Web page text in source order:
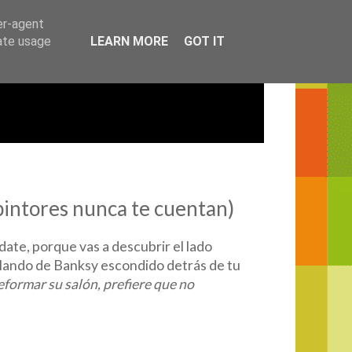
nunca te cuentan)
porque vas a descubrir el lado
de Banksy escondido detrás de tu
su salón, prefiere que no
agent
usage
LEARN MORE GOT IT